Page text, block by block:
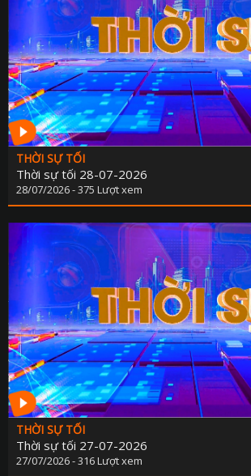
THỜI SỰ TỐI
Thời sự tối 28-07-2026
28/07/2026 - 375 Lượt xem
THỜI SỰ TỐI
Thời sự tối 27-07-2026
27/07/2026 - 316 Lượt xem